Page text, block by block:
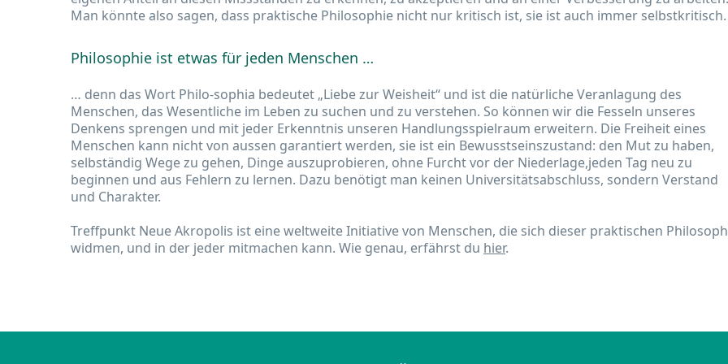
Man könnte also sagen, dass praktische Philosophie nicht nur kritisch ist, sie ist auch immer selbstkritisch.
Philosophie ist etwas für jeden Menschen …
… denn das Wort Philo-sophia bedeutet „Liebe zur Weisheit“ und ist die natürliche Veranlagung des
Menschen, das Wesentliche im Leben zu suchen und zu verstehen. So können wir die Fesseln unseres
Denkens sprengen und mit jeder Erkenntnis unseren Handlungsspielraum erweitern. Die Freiheit eines
Menschen kann nicht von aussen garantiert werden, sie ist ein Bewusstseinszustand: den Mut zu haben,
selbständig Wege zu gehen, Dinge auszuprobieren, ohne Furcht vor der Niederlage,jeden Tag neu zu
beginnen und aus Fehlern zu lernen. Dazu benötigt man keinen Universitätsabschluss, sondern Verstand
und Charakter.
Treffpunkt Neue Akropolis ist eine weltweite Initiative von Menschen, die sich dieser praktischen
widmen, und in der jeder mitmachen kann. Wie genau, erfährst du hier.